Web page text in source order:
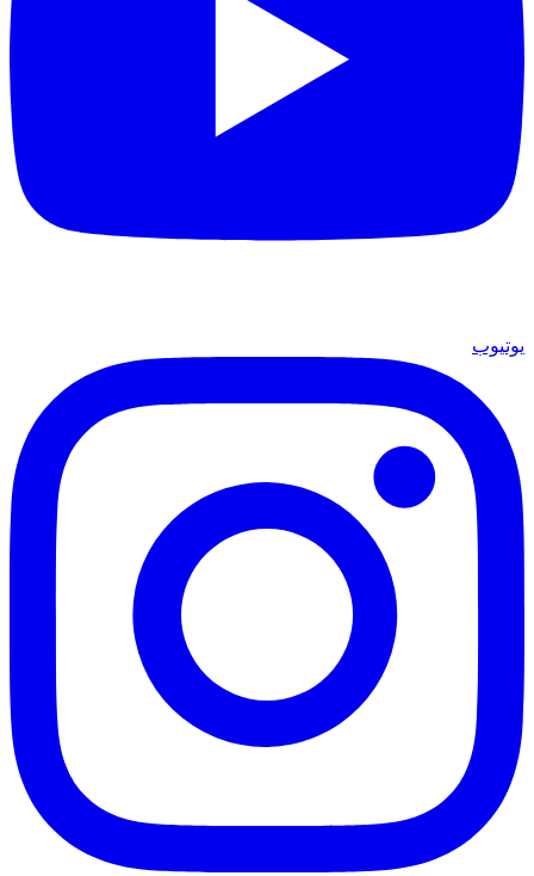
يوتيوب